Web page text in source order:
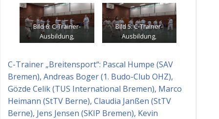
Bild 6: C-Trainer-
Ausbildung,
Bild 5: C-Trainer-
Ausbildung,
C-Trainer „Breitensport“: Pascal Humpe (SAV
Bremen), Andreas Boger (1. Budo-Club OHZ),
Gözde Celik (TUS International Bremen), Marco
Heimann (StTV Berne), Claudia Janßen (StTV
Berne), Jens Jensen (SKIP Bremen), Kevin